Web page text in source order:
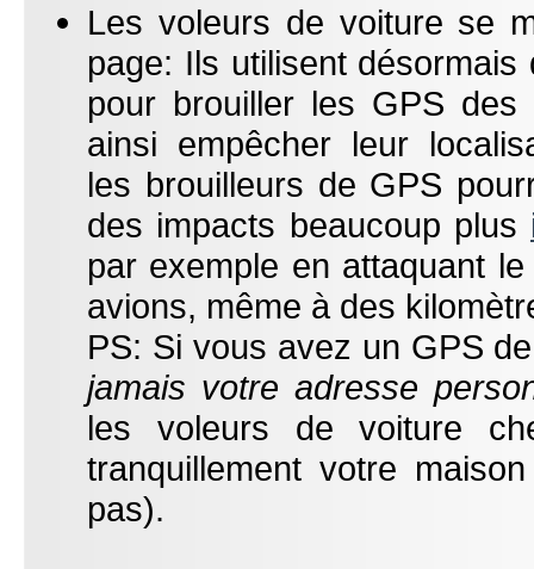
Les voleurs de voiture se
page: Ils utilisent désormais
pour brouiller les GPS des
ainsi empêcher leur
les brouilleurs de GPS
des impacts beaucoup plus
par exemple en attaquant
avions, même à des
PS: Si vous avez un GPS
jamais votre adresse
les voleurs de voiture
tranquillement votre
pas).